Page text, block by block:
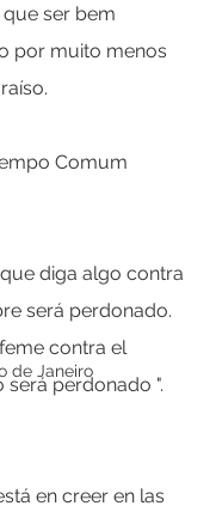
de Janeiro
ser bem
por muito menos
Comum
diga algo contra
será perdonado.
contra el
será perdonado ".
en creer en las